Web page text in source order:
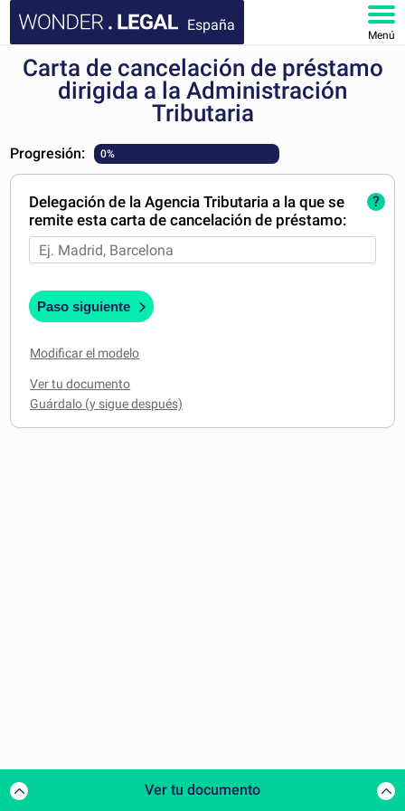
España
Menú
INICIO
FAQ
MI CUENTA
Carta de cancelación de préstamo
dirigida a la Administración
Tributaria
Progresión: 0%
Delegación de la Agencia Tributaria a la que se
remite esta carta de cancelación de préstamo:
?
Paso siguiente
Modificar el modelo
Ver tu documento
Ver tu documento